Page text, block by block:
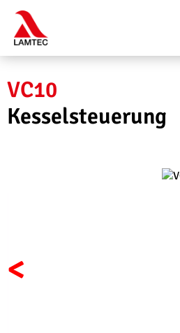
VC10
Kesselsteuerung
<